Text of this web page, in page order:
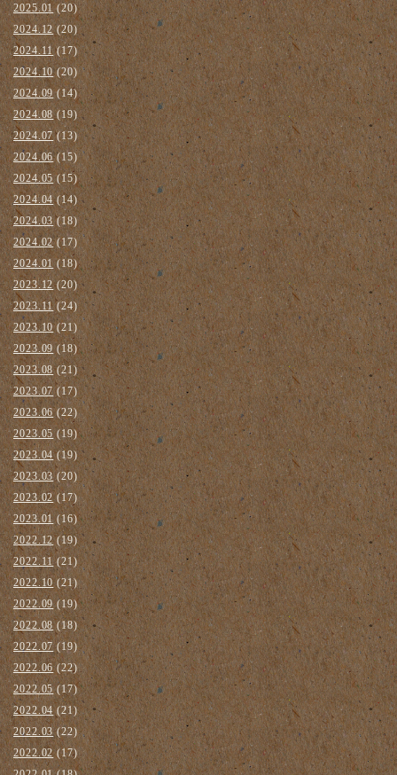
2025.01 (20)
2024.12(20)
2024.11(17)
2024.10(20)
2024.09 (14)
2024.08(19)
2024.07(13)
2024.06(15)
2024.05(15)
2024.04(14)
2024.03 (18)
2024.02(17)
2024.01 (18)
2023.12(20)
2023.11(24)
2023.10(21)
2023.09 (18)
2023.08(21)
2023.07(17)
2023.06(22)
2023.05 (19)
2023.04(19)
2023.03(20)
2023.02(17)
2023.01 (16)
2022.12(19)
2022.11(21)
2022.10(21)
2022.09 (19)
2022.08(18)
2022.07(19)
2022.06(22)
2022.05(17)
2022.04(21)
2022.03(22)
2022.02(17)